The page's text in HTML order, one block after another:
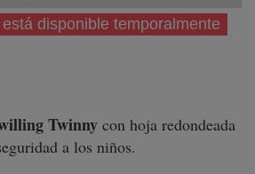
disponible temporalmente
Twinny con hoja redondeada
a los niños.